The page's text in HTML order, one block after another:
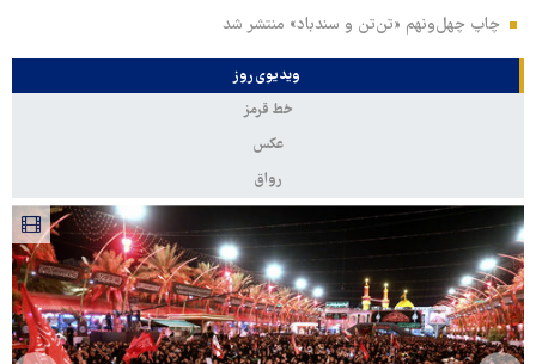
چاپ چهل‌ونهم «تن‌تن و سندباد» منتشر شد
ویدیوی روز
خط قرمز
عکس
رواق